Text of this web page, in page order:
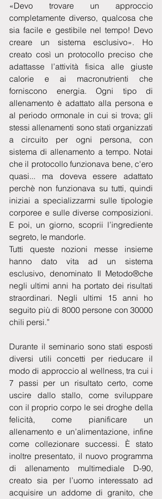
«Devo trovare un approccio
completamente diverso, qualcosa che
sia facile e gestibile nel tempo! Devo
creare un sistema esclusivo». Ho
creato così un protocollo preciso che
adattasse l’attività fisica alle giuste
calorie e ai macronutrienti che
forniscono energia. Ogni tipo di
allenamento è adattato alla persona e
al periodo ormonale in cui si trova; gli
stessi allenamenti sono stati organizzati
a circuito per ogni persona, con
sistema di allenamento a tempo. Notai
che il protocollo funzionava bene, c'ero
quasi... ma doveva essere adattato
perchè non funzionava su tutti, quindi
iniziai a specializzarmi sulle tipologie
corporee e sulle diverse composizioni.
E poi, un giorno, scoprii l’ingrediente
segreto, le mandorle.
Tutti queste nozioni messe insieme
hanno dato vita ad un sistema
esclusivo, denominato Il Metodo®che
negli ultimi anni ha portato dei risultati
straordinari. Negli ultimi 15 anni ho
seguito più di 8000 persone con 30000
chili persi.”
Durante il seminario sono stati esposti
diversi utili concetti per rieducare il
modo di approccio al wellness, tra cui i
7 passi per un risultato certo, come
uscire dallo stallo, come sviluppare
con il proprio corpo le sei droghe della
felicità, come pianificare un
allenamento e un’alimentazione, infine
come collezionare successi. È stato
inoltre presentato, il nuovo programma
di allenamento multimediale D-90,
creato sia per l’uomo interessato ad
acquisire un addome di granito, che